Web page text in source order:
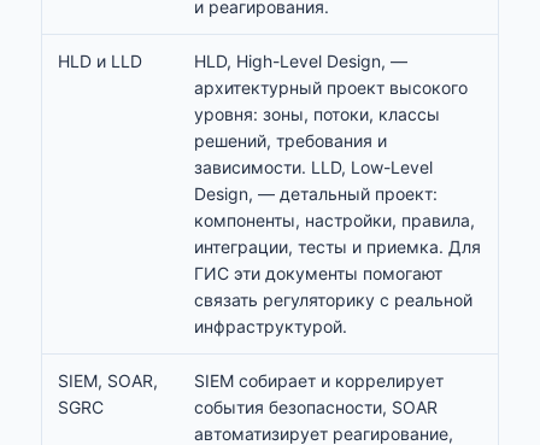
и реагирования.
HLD и LLD
HLD, High-Level Design, —
архитектурный проект высокого
уровня: зоны, потоки, классы
решений, требования и
зависимости. LLD, Low-Level
Design, — детальный проект:
компоненты, настройки, правила,
интеграции, тесты и приемка. Для
ГИС эти документы помогают
связать регуляторику с реальной
инфраструктурой.
SIEM, SOAR,
SGRC
SIEM собирает и коррелирует
события безопасности, SOAR
автоматизирует реагирование,